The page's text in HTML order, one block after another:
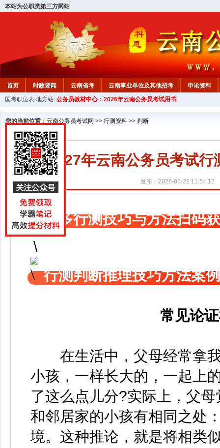
本站为公职类第三方网站
首页 时政要闻 云南省考 云南事业单位及其他招考
申论资料
国考职位表 地方站: 公务员教材中心：2026年云南公务员考试用书
您的当前位置： 云南公务员考试网 >> 行测资料 >> 判断
2027年云南公务员考试
发布：2026-05-22 11:54:12
更多行测技巧与方法扫码
行测判断推理技巧方法案例
常见论
在生活中，父母经常拿我
小孩，一样长大的，一起上
了这么点儿分?实际上，父
和邻居家的小孩有相同之处
境。这种推论，就是将相类